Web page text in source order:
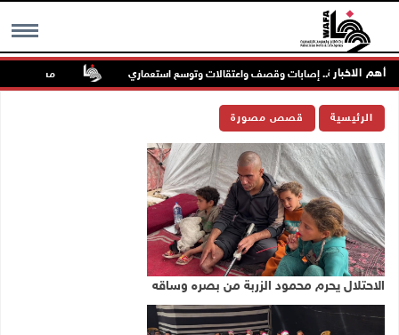
MENU أهم الاخبار
والضفة.. إصابات وقصف واعتقالات وتوسع استعماري مستعمرون إرهابيون
الرئيسية قصص مصورة
الاحتلال يحرم محمود الزربة من بصره وساقه